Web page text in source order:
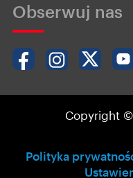
Obserwuj nas
Copyright
Polityka